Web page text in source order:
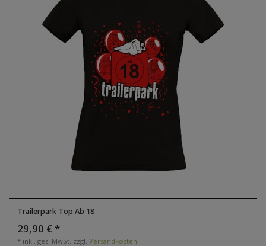
Trailerpark Top Ab 18
29,90 € *
* inkl. ges. MwSt. zzgl. Versandkosten